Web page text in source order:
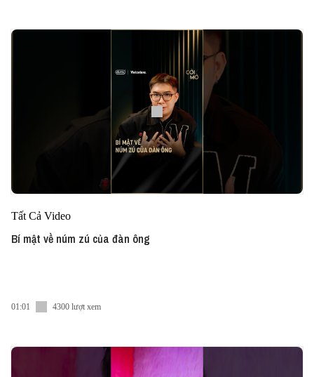
Tất Cả Video
Bí mật về núm zú của đàn ông
01:01 4300 lượt xem